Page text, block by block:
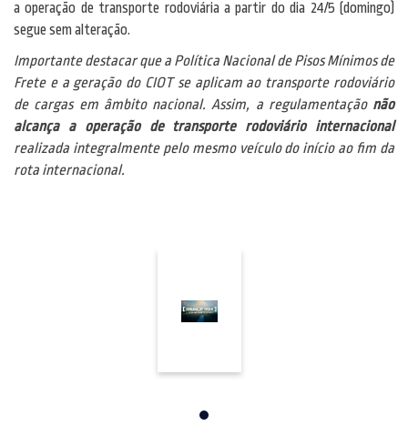
a operação de transporte rodoviária a partir do dia 24/5 (domingo)
segue sem alteração.
Importante destacar que a Política Nacional de Pisos Mínimos de
Frete e a geração do CIOT se aplicam ao transporte rodoviário
de cargas em âmbito nacional. Assim, a regulamentação não
alcança a operação de transporte rodoviário internacional
realizada integralmente pelo mesmo veículo do início ao fim da
rota internacional.